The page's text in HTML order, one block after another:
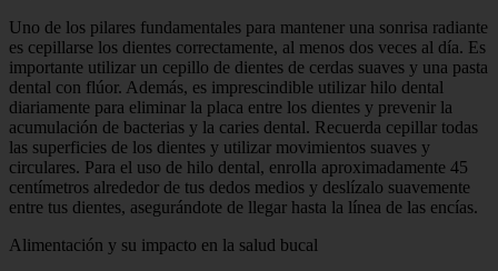
Uno de los pilares fundamentales para mantener una sonrisa radiante
es cepillarse los dientes correctamente, al menos dos veces al día. Es
importante utilizar un cepillo de dientes de cerdas suaves y una pasta
dental con flúor. Además, es imprescindible utilizar hilo dental
diariamente para eliminar la placa entre los dientes y prevenir la
acumulación de bacterias y la caries dental. Recuerda cepillar todas
las superficies de los dientes y utilizar movimientos suaves y
circulares. Para el uso de hilo dental, enrolla aproximadamente 45
centímetros alrededor de tus dedos medios y deslízalo suavemente
entre tus dientes, asegurándote de llegar hasta la línea de las encías.
Alimentación y su impacto en la salud bucal